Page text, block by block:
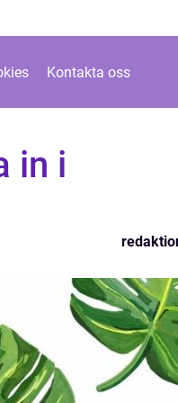
Kontakta oss
in i